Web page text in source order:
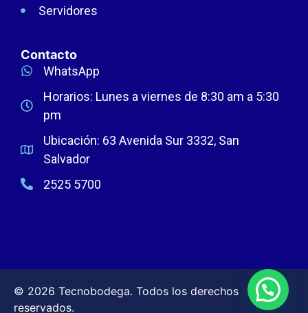
Servidores
Contacto
WhatsApp
Horarios: Lunes a viernes de 8:30 am a 5:30
pm
Ubicación: 63 Avenida Sur 3332, San
Salvador
2525 5700
© 2026 Tecnobodega. Todos los derechos
reservados.